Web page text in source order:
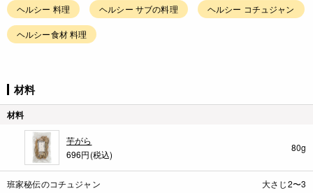
ヘルシー 料理 ヘルシー サブの料理 ヘルシー コチュジャン
ヘルシー食材 料理
材料
材料
芋がら
696円(税込)
80g
班家秘伝のコチュジャン 大さじ2〜3